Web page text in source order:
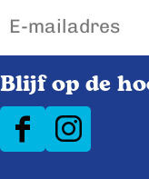
Blijf op de
F
I